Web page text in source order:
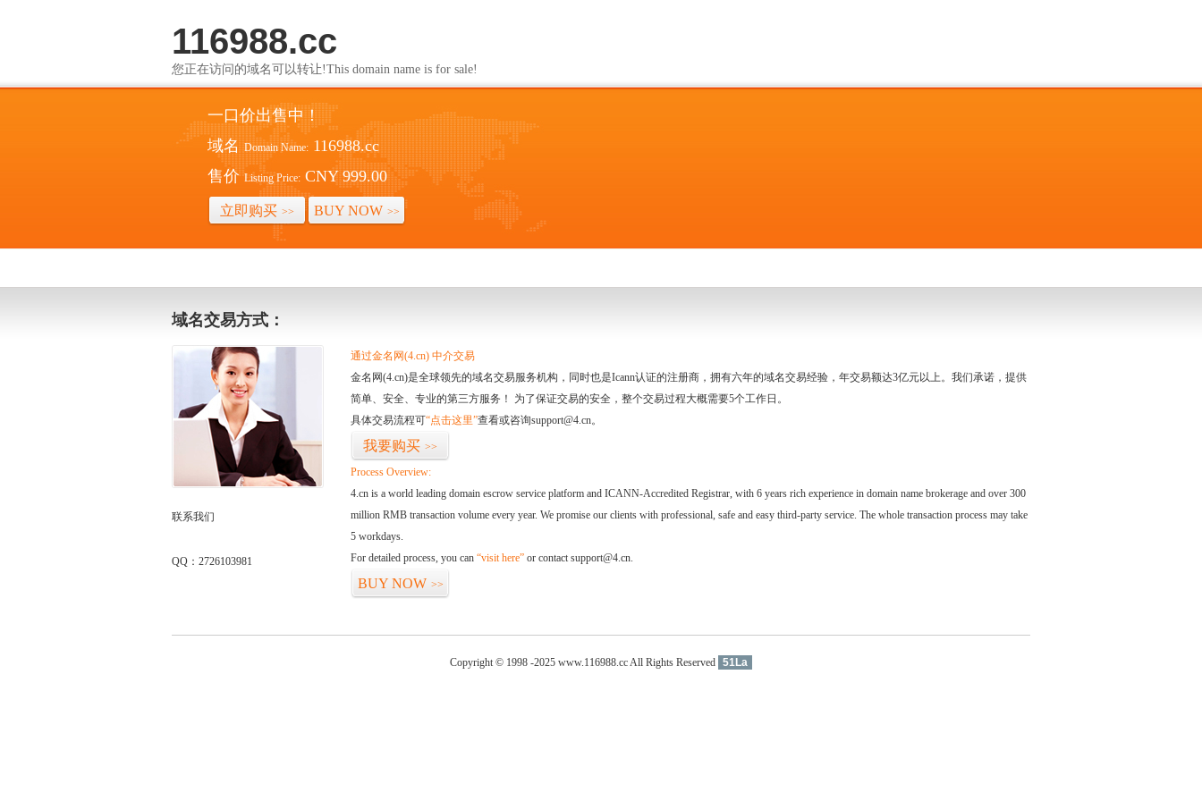
116988.cc
您正在访问的域名可以转让!This domain name is for sale!
一口价出售中！
域名 Domain Name: 116988.cc
售价 Listing Price: CNY 999.00
立即购买 >> BUY NOW >>
域名交易方式：
联系我们
QQ：2726103981
通过金名网(4.cn) 中介交易
金名网(4.cn)是全球领先的域名交易服务机构，同时也是Icann认证的注册商，拥有六年的域名交易经验，年交易额达3亿元以上。我们承诺，提供
简单、安全、专业的第三方服务！ 为了保证交易的安全，整个交易过程大概需要5个工作日。
具体交易流程可“点击这里”查看或咨询support@4.cn。
我要购买 >>
Process Overview:
4.cn is a world leading domain escrow service platform and ICANN-Accredited Registrar, with 6 years rich experience in domain name brokerage and over 300
million RMB transaction volume every year. We promise our clients with professional, safe and easy third-party service. The whole transaction process may take
5 workdays.
For detailed process, you can “visit here” or contact support@4.cn.
BUY NOW >>
Copyright © 1998 -2025 www.116988.cc All Rights Reserved 51La